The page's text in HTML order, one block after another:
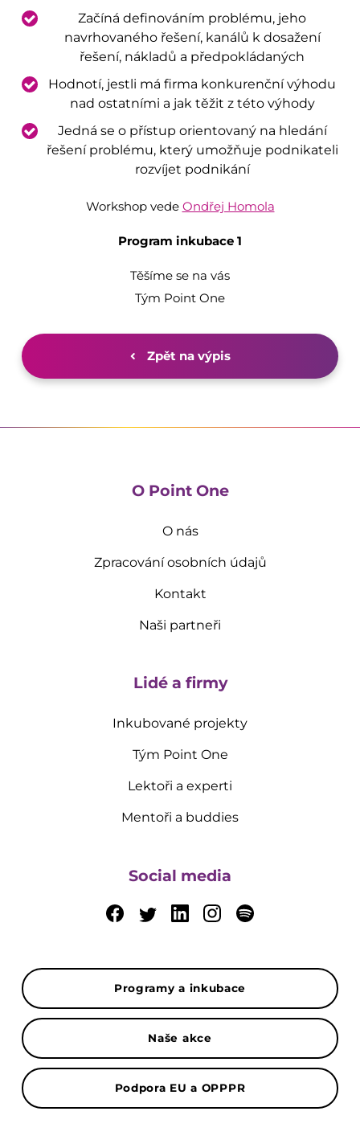
Začíná definováním problému, jeho
navrhovaného řešení, kanálů k dosažení
řešení, nákladů a předpokládaných
Hodnotí, jestli má firma konkurenční výhodu
nad ostatními a jak těžit z této výhody
Jedná se o přístup orientovaný na hledání
řešení problému, který umožňuje podnikateli
rozvíjet podnikání
Workshop vede Ondřej Homola
Program inkubace 1
Těšíme se na vás
Tým Point One
Zpět na výpis
O Point One
O nás
Zpracování osobních údajů
Kontakt
Naši partneři
Lidé a firmy
Inkubované projekty
Tým Point One
Lektoři a experti
Mentoři a buddies
Social media
Programy a inkubace
Naše akce
Podpora EU a OPPPR